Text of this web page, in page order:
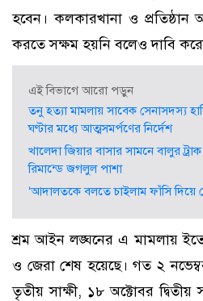
হবেন। কলকারখানা ও প্রতিষ্ঠান
করতে সক্ষম হয়নি বলেও দাবি
এই বিভাগে আরো পড়ুন
তনু হত্যা মামলায় সাবেক সেনাসদস্য
ঘণ্টার মধ্যে আত্মসমর্পণের নির্দেশ
খালেদা জিয়ার বাসার সামনে বালুর
রিমান্ডে জগলুল পাশা
‘আদালতকে বলতে চাইলাম ফাঁসি দিয়ে
শ্রম আইন লঙ্ঘনের এ মামলায়
ও জেরা শেষ হয়েছে। গত ২
তৃতীয় সাক্ষী, ১৮ অক্টোবর দ্বিতীয়